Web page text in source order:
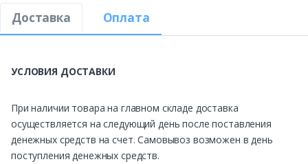
Доставка Оплата
УСЛОВИЯ ДОСТАВКИ
При наличии товара на главном складе доставка
осуществляется на следующий день после поставления
денежных средств на счет. Самовывоз возможен в день
поступления денежных средств.